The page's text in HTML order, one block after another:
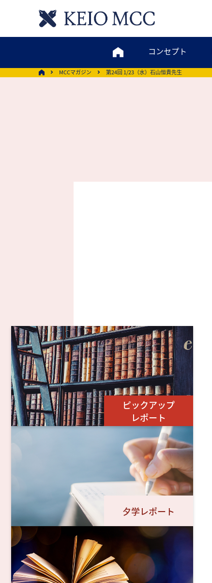
コンセプト
MCCマガジン 第24回 1/23（水）石山恒貴先生
ピックアップ
レポート
夕学レポート